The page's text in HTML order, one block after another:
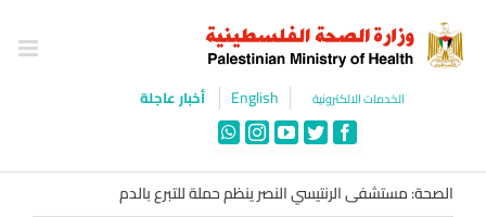
content
الخدمات الالكترونية English أخبار عاجلة
Facebook
Twitter
YouTube
Instagram
WhatsApp
الصحة: مستشفى الرنتيسي النصر ينظم حملة للتبرع بالدم